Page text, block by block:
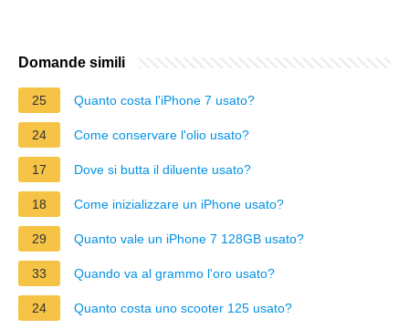
Domande simili
25 Quanto costa l'iPhone 7 usato?
24 Come conservare l'olio usato?
17 Dove si butta il diluente usato?
18 Come inizializzare un iPhone usato?
29 Quanto vale un iPhone 7 128GB usato?
33 Quando va al grammo l'oro usato?
24 Quanto costa uno scooter 125 usato?